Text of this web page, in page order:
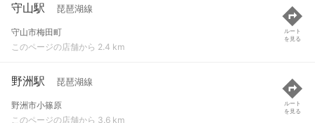
守山駅 琵琶湖線
守山市梅田町
このページの店舗から 2.4 km
ルート
を見る
野洲駅 琵琶湖線
野洲市小篠原
このページの店舗から 3.6 km
ルート
を見る